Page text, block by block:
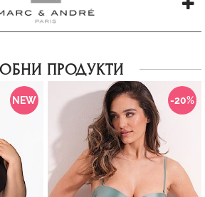
ПРОДУКТИ
NEW -20%